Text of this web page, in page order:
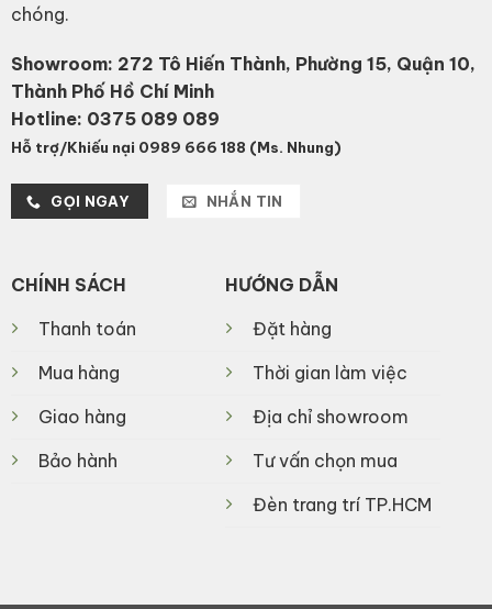
chóng.
Showroom: 272 Tô Hiến Thành, Phường 15, Quận 10,
Thành Phố Hồ Chí Minh
Hotline: 0375 089 089
Hỗ trợ/Khiếu nại 0989 666 188 (Ms. Nhung)
GỌI NGAY NHẮN TIN
CHÍNH SÁCH
Thanh toán
Mua hàng
Giao hàng
Bảo hành
HƯỚNG DẪN
Đặt hàng
Thời gian làm việc
Địa chỉ showroom
Tư vấn chọn mua
Đèn trang trí TP.HCM